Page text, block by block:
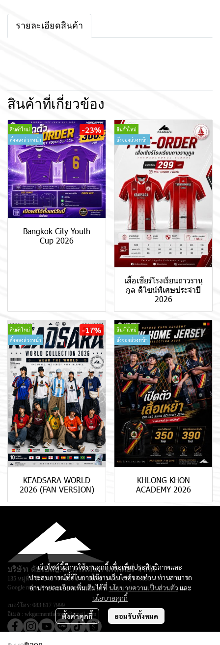
รายละเอียดสินค้า
สินค้าที่เกี่ยวข้อง
สินค้าใหม่
สั่งจองล่วงหน้า
-23%
Bangkok City Youth
Cup 2026
สินค้าใหม่
สั่งจองล่วงหน้า
เสื้อเชียร์โรงเรียนถาวรานุ
กูล ดีไซน์พิเศษประจำปี
2026
สินค้าใหม่
สั่งจองล่วงหน้า
-17%
KEADSARA WORLD
2026 (FAN VERSION)
สินค้าใหม่
สั่งจองล่วงหน้า
KHLONG KHON
ACADEMY 2026
เว็บไซต์นี้มีการใช้งานคุกกี้ เพื่อเพิ่มประสิทธิภาพและ
ประสบการณ์ที่ดีในการใช้งานเว็บไซต์ของท่าน ท่านสามารถ
อ่านรายละเอียดเพิ่มเติมได้ที่ นโยบายความเป็นส่วนตัว และ
นโยบายคุกกี้
ตั้งค่าคุกกี้ ยอมรับทั้งหมด
บริษัท ดับเบิลยู.เค.การ์เม้นท์ แฟคตอรี่ จำกัด
135 หมู่ที่ 3 ตำบลยางหย่อง อำเภอท่ายาง จ.เพชรบุรี 76130
Google map : Keadsara Sport Design
เบอร์โทร: 083 817 7999
อีเมล : wkgarmentfactory@gmail.com